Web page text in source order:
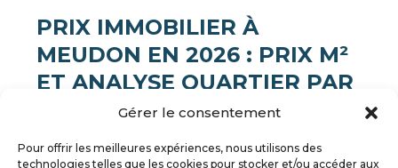
Gérer le consentement
Pour offrir les meilleures expériences, nous utilisons des
technologies telles que les cookies pour stocker et/ou accéder aux
PRIX IMMOBILIER À
MEUDON EN 2026 : PRIX M²
ET ANALYSE QUARTIER PAR
QUARTIER
recherchées des Hauts-de-Seine pour son cadre